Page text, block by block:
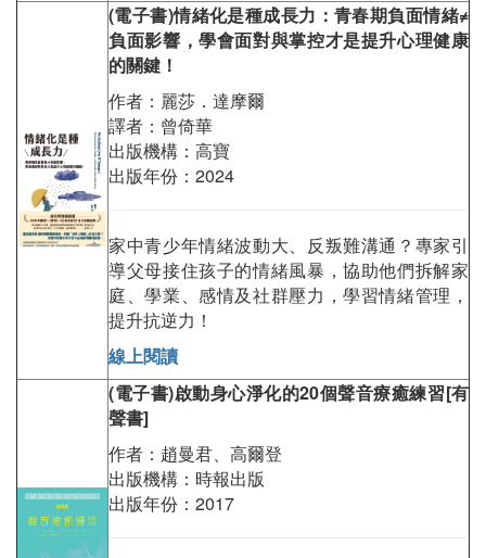
(電子書)情緒化是種成長力：青春期負面情緒≠
負面影響，學會面對與掌控才是提升心理健康
的關鍵！
作者：麗莎．達摩爾
譯者：曾倚華
出版機構：高寶
出版年份：2024
家中青少年情緒波動大、反叛難溝通？專家引
導父母接住孩子的情緒風暴，協助他們拆解家
庭、學業、感情及社群壓力，學習情緒管理，
提升抗逆力！
線上閱讀
(電子書)啟動身心淨化的20個聲音療癒練習[有
聲書]
作者：趙曼君、高爾登
出版機構：時報出版
出版年份：2017